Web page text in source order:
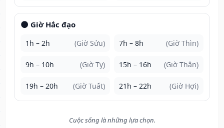
🌑 Giờ Hắc đạo
1h – 2h (Giờ Sửu) 7h – 8h (Giờ Thìn)
9h – 10h (Giờ Tỵ) 15h – 16h (Giờ Thân)
19h – 20h (Giờ Tuất) 21h – 22h (Giờ Hợi)
Cuộc sống là những lựa chọn.